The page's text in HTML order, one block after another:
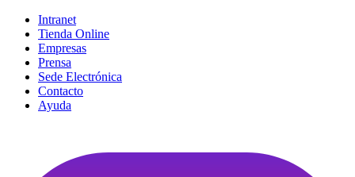
Intranet
Tienda Online
Empresas
Prensa
Sede Electrónica
Contacto
Ayuda